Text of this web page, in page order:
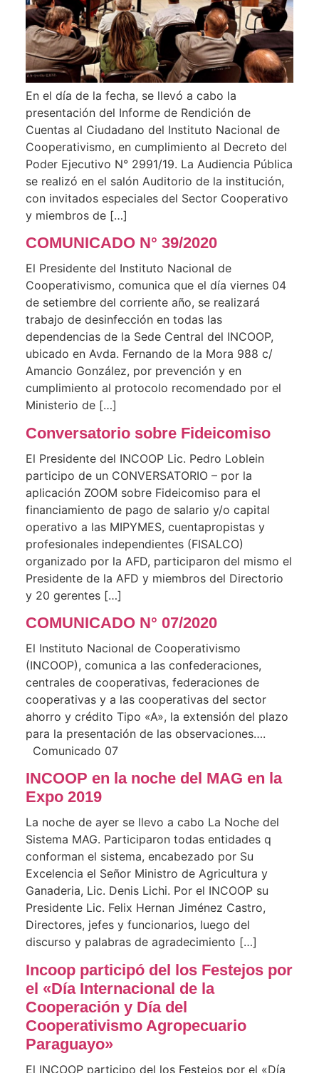
En el día de la fecha, se llevó a cabo la
presentación del Informe de Rendición de
Cuentas al Ciudadano del Instituto Nacional de
Cooperativismo, en cumplimiento al Decreto del
Poder Ejecutivo N° 2991/19. La Audiencia Pública
se realizó en el salón Auditorio de la institución,
con invitados especiales del Sector Cooperativo
y miembros de […]
COMUNICADO N° 39/2020
El Presidente del Instituto Nacional de
Cooperativismo, comunica que el día viernes 04
de setiembre del corriente año, se realizará
trabajo de desinfección en todas las
dependencias de la Sede Central del INCOOP,
ubicado en Avda. Fernando de la Mora 988 c/
Amancio González, por prevención y en
cumplimiento al protocolo recomendado por el
Ministerio de […]
Conversatorio sobre Fideicomiso
El Presidente del INCOOP Lic. Pedro Loblein
participo de un CONVERSATORIO – por la
aplicación ZOOM sobre Fideicomiso para el
financiamiento de pago de salario y/o capital
operativo a las MIPYMES, cuentapropistas y
profesionales independientes (FISALCO)
organizado por la AFD, participaron del mismo el
Presidente de la AFD y miembros del Directorio
y 20 gerentes […]
COMUNICADO N° 07/2020
El Instituto Nacional de Cooperativismo
(INCOOP), comunica a las confederaciones,
centrales de cooperativas, federaciones de
cooperativas y a las cooperativas del sector
ahorro y crédito Tipo «A», la extensión del plazo
para la presentación de las observaciones….
Comunicado 07
INCOOP en la noche del MAG en la
Expo 2019
La noche de ayer se llevo a cabo La Noche del
Sistema MAG. Participaron todas entidades q
conforman el sistema, encabezado por Su
Excelencia el Señor Ministro de Agricultura y
Ganaderia, Lic. Denis Lichi. Por el INCOOP su
Presidente Lic. Felix Hernan Jiménez Castro,
Directores, jefes y funcionarios, luego del
discurso y palabras de agradecimiento […]
Incoop participó del los Festejos por
el «Día Internacional de la
Cooperación y Día del
Cooperativismo Agropecuario
Paraguayo»
El INCOOP participo del los Festejos por el «Día